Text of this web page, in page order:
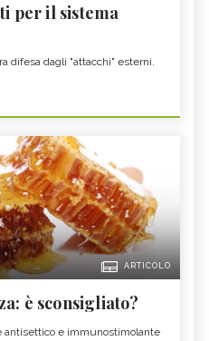
per il sistema
difesa dagli "attacchi" esterni.
ARTICOLO
è sconsigliato?
antisettico e immunostimolante